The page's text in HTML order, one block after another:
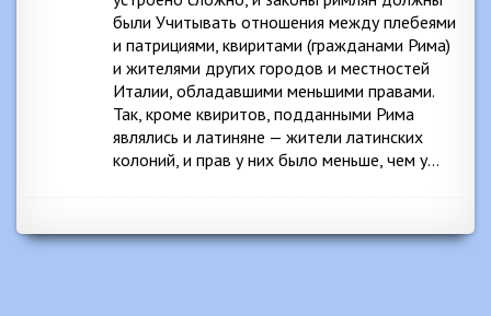
были Учитывать отношения между плебеями
и патрициями, квиритами (гражданами Рима)
и жителями других городов и местностей
Италии, обладавшими меньшими правами.
Так, кроме квиритов, подданными Рима
являлись и латиняне — жители латинских
колоний, и прав у них было меньше, чем у…